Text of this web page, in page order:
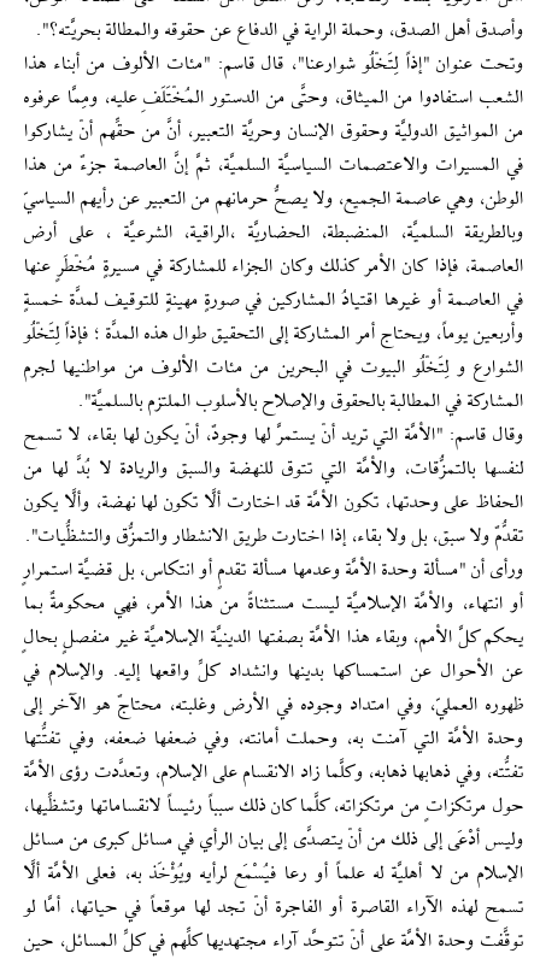
وأصدق أهل الصدق، وحملة الراية في الدفاع عن حقوقه والمطالة بحريَّته؟".
وتحت عنوان "إذاً لِتَخْلُو شوارعنا"، قال قاسم: "مئات الألوف من أبناء هذا
الشعب استفادوا من الميثاق، وحتَّى من الدستور المُخْتَلَفِ عليه، ومِمَّا عرفوه
من المواثيق الدوليَّة وحقوق الإنسان وحريَّة التعبير، أنَّ من حقِّهم أنْ يشاركوا
في المسيرات والاعتصمات السياسيَّة السلميَّة، ثمَّ إنَّ العاصمة جزءٌ من هذا
الوطن، وهي عاصمة الجميع، ولا يصحُّ حرمانهم من التعبير عن رأيهم السياسيّ
وبالطريقة السلميَّة، المنضبطة، الحضاريَّة ،الراقية، الشرعيَّة ، على أرض
العاصمة، فإذا كان الأمر كذلك وكان الجزاء للمشاركة في مسيرةٍ مُخْطَرٍ عنها
في العاصمة أو غيرها اقتيادُ المشاركين في صورةٍ مهينةٍ للتوقيف لمدَّة خمسةٍ
وأربعين يوماً، ويحتاج أمر المشاركة إلى التحقيق طوال هذه المدَّة ؛ فإذاً لِتَخْلُو
الشوارع و لِتَخْلُو البيوت في البحرين من مئات الألوف من مواطنيها لجرم
المشاركة في المطالبة بالحقوق والإصلاح بالأسلوب الملتزم بالسلميَّة".
وقال قاسم: "الأمَّة التي تريد أنْ يستمرَّ لها وجودٌ، أنْ يكون لها بقاء، لا تسمح
لنفسها بالتمزُّقات، والأمَّة التي تتوق للنهضة والسبق والريادة لا بُدَّ لها من
الحفاظ على وحدتها، تكون الأمَّة قد اختارت ألَّا تكون لها نهضة، وألَّا يكون
تقدُّمٌ ولا سبق، بل ولا بقاء، إذا اختارت طريق الانشطار والتمزُّق والتشظُّيات".
ورأى أن "مسألة وحدة الأمَّة وعدمها مسألة تقدمٍ أو انتكاس، بل قضيَّة استمرارٍ
أو انتهاء، والأمَّة الإسلاميَّة ليست مستثناةً من هذا الأمر، فهي محكومةٌ بما
يحكم كلَّ الأمم، وبقاء هذا الأمَّة بصفتها الدينيَّة الإسلاميَّة غير منفصلٍ بحالٍ
عن الأحوال عن استمساكها بدينها وانشداد كلِّ واقعها إليه. والإسلام في
ظهوره العمليّ، وفي امتداد وجوده في الأرض وغلبته، محتاجٌ هو الآخر إلى
وحدة الأمَّة التي آمنت به، وحملت أمانته، وفي ضعفها ضعفه، وفي تفتُّتها
تفتُّته، وفي ذهابها ذهابه، وكلَّما زاد الانقسام على الإسلام، وتعدَّدت رؤى الأمَّة
حول مرتكزاتٍ من مرتكزاته، كلَّما كان ذلك سبباً رئيساً لانقساماتها وتشظِّيها،
وليس أدْعَى إلى ذلك من أنْ يتصدَّى إلى بيان الرأي في مسائل كبرى من مسائل
الإسلام من لا أهليَّة له علماً أو رعا فيُسْمَع لرأيه ويُؤْخَذ به، فعلى الأمَّة ألَّا
تسمح لهذه الآراء القاصرة أو الفاجرة أنْ تجد لها موقعاً في حياتها، أمَّا لو
توقَّفت وحدة الأمَّة على أنْ تتوحَّد آراء مجتهديها كلِّهم في كلِّ المسائل، حين